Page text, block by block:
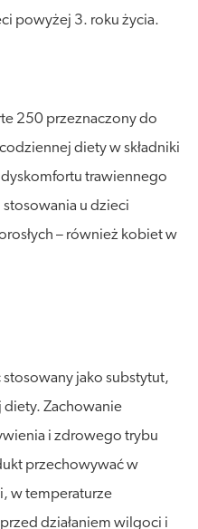
powyżej 3. roku życia.
250 przeznaczony do
diety w składniki
trawiennego
u dzieci
– również kobiet w
jako substytut,
Zachowanie
i zdrowego trybu
przechowywać w
w temperaturze
działaniem wilgoci i